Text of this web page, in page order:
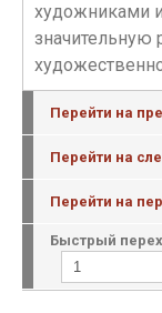
художниками
значительную
Перейти на
Перейти на
Перейти на
Быстрый